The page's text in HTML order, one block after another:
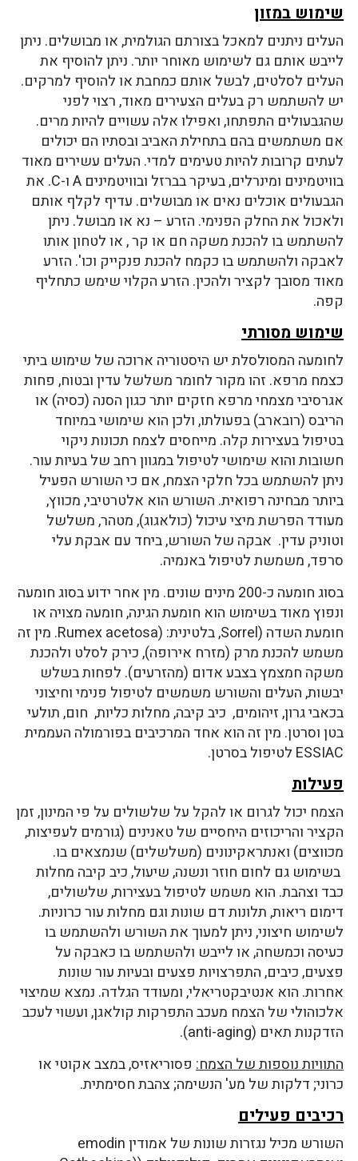
שימוש במזון
העלים ניתנים למאכל בצורתם הגולמית, או מבושלים. ניתן
לייבש אותם גם לשימוש מאוחר יותר. ניתן להוסיף את
העלים לסלטים, לבשל אותם כמחבת או להוסיף למרקים.
יש להשתמש רק בעלים הצעירים מאוד, רצוי לפני
שהגבעולים התפתחו, ואפילו אלה עשויים להיות מרים.
אם משתמשים בהם בתחילת האביב ובסתיו הם יכולים
לעתים קרובות להיות טעימים למדי. העלים עשירים מאוד
בוויטמינים ומינרלים, בעיקר בברזל ובוויטמינים A ו-C. את
הגבעולים אוכלים נאים או מבושלים. עדיף לקלף אותם
ולאכול את החלק הפנימי. הזרע – נא או מבושל. ניתן
להשתמש בו להכנת משקה חם או קר , או לטחון אותו
לאבקה ולהשתמש בו כקמח להכנת פנקייק וכו'. הזרע
מאוד מסובך לקציר ולהכין. הזרע הקלוי שימש כתחליף
קפה.
שימוש מסורתי
לחומעה המסולסלת יש היסטוריה ארוכה של שימוש ביתי
כצמח מרפא. זהו מקור לחומר משלשל עדין ובטוח, פחות
אגרסיבי מצמחי מרפא חזקים יותר כגון הסנה (כסיה) או
הריבס (רובארב) בפעולתו, ולכן הוא שימושי במיוחד
בטיפול בעצירות קלה. מייחסים לצמח תכונות ניקוי
חשובות והוא שימושי לטיפול במגוון רחב של בעיות עור.
ניתן להשתמש בכל חלקי הצמח, אם כי השורש הפעיל
ביותר מבחינה רפואית. השורש הוא אלטרטיבי, מכווץ,
מעודד הפרשת מיצי עיכול (כולאגוג), מטהר, משלשל
וטוניק עדין. אבקה של השורש, ביחד עם אבקת עלי
סרפד, משמשת לטיפול באנמיה.
בסוג חומעה כ-200 מינים שונים. מין אחר ידוע בסוג חומעה
ונפוץ מאוד בשימוש הוא חומעת הגינה, חומעה מצויה או
חומעת השדה (Sorrel, בלטינית: (Rumex acetosa. מין זה
משמש להכנת מרק (מזרח אירופה), כירק לסלט ולהכנת
משקה חמצמץ בצבע אדום (מהזרעים). לפחות בשלש
יבשות, העלים והשורש משמשים לטיפול פנימי וחיצוני
בכאבי גרון, זיהומים, כיב קיבה, מחלות כליות, חום, תולעי
בטן וסרטן. מין זה הוא אחד המרכיבים בפורמולה העממית
ESSIAC לטיפול בסרטן.
פעילות
הצמח יכול לגרום או להקל על שלשולים על פי המינון, זמן
הקציר והריכוזים היחסיים של טאנינים (גורמים לעפיצות,
מכווצים) ואנתראקינונים (משלשלים) שנמצאים בו.
בשימוש גם לחום חוזר ונשנה, שיעול, כיב קיבה מחלות
כבד וצהבת. הוא משמש לטיפול בעצירות, שלשולים,
דימום ריאות, תלונות דם שונות וגם מחלות עור כרוניות.
לשימוש חיצוני, ניתן למעוך את השורש ולהשתמש בו
כעיסה וכמשחה, או לייבש ולהשתמש בו כאבקה על
פצעים, כיבים, התפרצויות פצעים ובעיות עור שונות
אחרות. הוא אנטיבקטריאלי, ומעודד הגלדה. נמצא שמיצוי
אלכוהולי של הצמח מעכב התפרקות קולאגן, ועשוי לעכב
הזדקנות תאים (anti-aging).
התוויות נוספות של הצמח:פסוריאזיס, במצב אקוטי או
כרוני; דלקות של מע' הנשימה; צהבת חסימתית.
רכיבים פעילים
השורש מכיל נגזרות שונות של אמודין emodin